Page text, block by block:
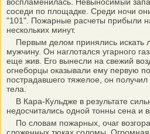
соседи по площадке. Среди ночи
"101". Пожарные расчеты прибыли
нескольких минут.
Первым делом принялись искать
мужчину. Он наглотался угарного
еще жив. Его вынесли на свежий
огнеборцы оказывали ему первую
пострадавшего тяжелое, он
тела.
В Кара-Кульдже в результате
недосчитались одной тонны сена и
По словам пожарных, очаг